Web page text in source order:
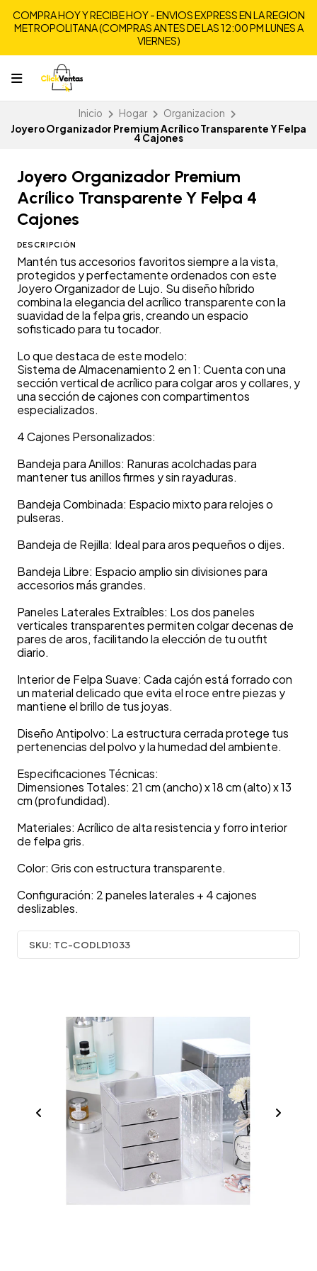
COMPRA HOY Y RECIBE HOY - ENVIOS EXPRESS EN LA REGION
METROPOLITANA (COMPRAS ANTES DE LAS 12:00 PM LUNES A
VIERNES)
Inicio Hogar
Organizacion
Joyero Organizador Premium Acrílico Transparente Y Felpa
4 Cajones
Joyero Organizador Premium
Acrílico Transparente Y Felpa 4
Cajones
DESCRIPCIÓN
Mantén tus accesorios favoritos siempre a la vista,
protegidos y perfectamente ordenados con este
Joyero Organizador de Lujo. Su diseño híbrido
combina la elegancia del acrílico transparente con la
suavidad de la felpa gris, creando un espacio
sofisticado para tu tocador.
Lo que destaca de este modelo:
Sistema de Almacenamiento 2 en 1: Cuenta con una
sección vertical de acrílico para colgar aros y collares, y
una sección de cajones con compartimentos
especializados.
4 Cajones Personalizados:
Bandeja para Anillos: Ranuras acolchadas para
mantener tus anillos firmes y sin rayaduras.
Bandeja Combinada: Espacio mixto para relojes o
pulseras.
Bandeja de Rejilla: Ideal para aros pequeños o dijes.
Bandeja Libre: Espacio amplio sin divisiones para
accesorios más grandes.
Paneles Laterales Extraíbles: Los dos paneles
verticales transparentes permiten colgar decenas de
pares de aros, facilitando la elección de tu outfit
diario.
Interior de Felpa Suave: Cada cajón está forrado con
un material delicado que evita el roce entre piezas y
mantiene el brillo de tus joyas.
Diseño Antipolvo: La estructura cerrada protege tus
pertenencias del polvo y la humedad del ambiente.
Especificaciones Técnicas:
Dimensiones Totales: 21 cm (ancho) x 18 cm (alto) x 13
cm (profundidad).
Materiales: Acrílico de alta resistencia y forro interior
de felpa gris.
Color: Gris con estructura transparente.
Configuración: 2 paneles laterales + 4 cajones
deslizables.
SKU: TC-CODLD1033